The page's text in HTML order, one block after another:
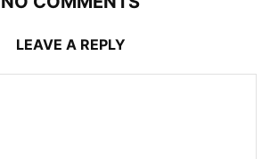
LEAVE A REPLY